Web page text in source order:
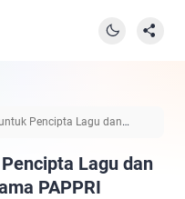
Pencipta Lagu dan
Lagu dan
PAPPRI